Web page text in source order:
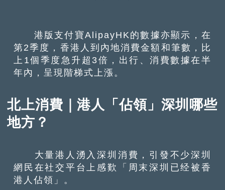
港版支付寶AlipayHK的數據亦顯示，在
第2季度，香港人到內地消費金額和筆數，比
上1個季度急升超3倍，出行、消費數據在半
年內，呈現階梯式上漲。
北上消費｜港人「佔領」深圳哪些
地方？
大量港人湧入深圳消費，引發不少深圳
網民在社交平台上感歎「周末深圳已经被香
港人佔領」。